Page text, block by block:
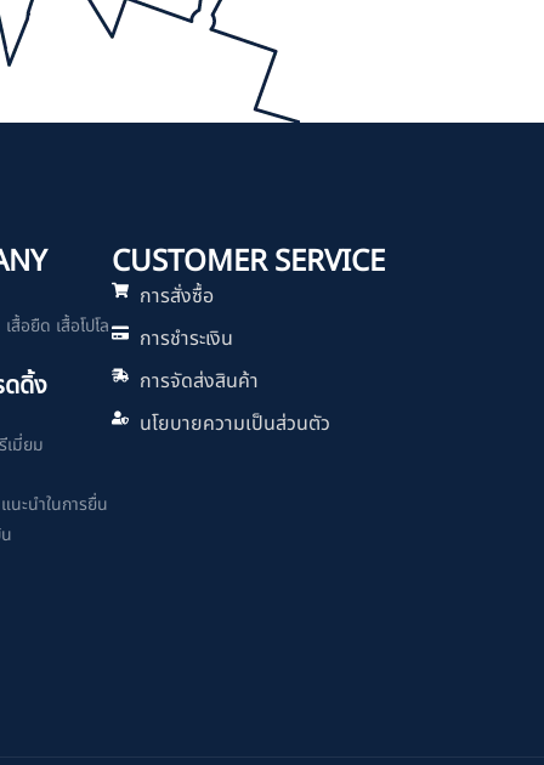
สื้อยืด เสื้อโปโล
ดดิ้ง
เมี่ยม
นะนำในการยื่น
CUSTOMER SERVICE
การสั่งซื้อ
การชำระเงิน
การจัดส่งสินค้า
นโยบายความเป็นส่วนตัว